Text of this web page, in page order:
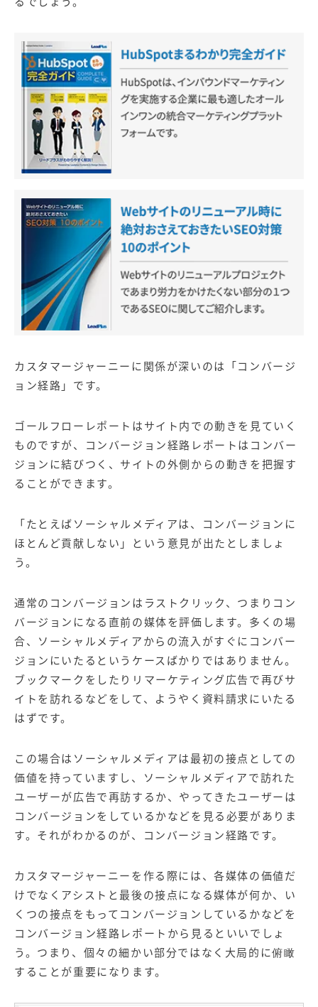
カスタマージャーニーに関係が深いのは「コンバージ
ョン経路」です。
ゴールフローレポートはサイト内での動きを見ていく
ものですが、コンバージョン経路レポートはコンバー
ジョンに結びつく、サイトの外側からの動きを把握す
ることができます。
「たとえばソーシャルメディアは、コンバージョンに
ほとんど貢献しない」という意見が出たとしましょ
う。
通常のコンバージョンはラストクリック、つまりコン
バージョンになる直前の媒体を評価します。多くの場
合、ソーシャルメディアからの流入がすぐにコンバー
ジョンにいたるというケースばかりではありません。
ブックマークをしたりリマーケティング広告で再びサ
イトを訪れるなどをして、ようやく資料請求にいたる
はずです。
この場合はソーシャルメディアは最初の接点としての
価値を持っていますし、ソーシャルメディアで訪れた
ユーザーが広告で再訪するか、やってきたユーザーは
コンバージョンをしているかなどを見る必要がありま
す。それがわかるのが、コンバージョン経路です。
カスタマージャーニーを作る際には、各媒体の価値だ
けでなくアシストと最後の接点になる媒体が何か、い
くつの接点をもってコンバージョンしているかなどを
コンバージョン経路レポートから見るといいでしょ
う。つまり、個々の細かい部分ではなく大局的に俯瞰
することが重要になります。